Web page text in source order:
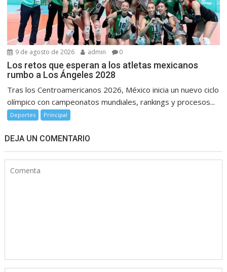
9 de agosto de 2026 admin 0
Los retos que esperan a los atletas mexicanos
rumbo a Los Ángeles 2028
Tras los Centroamericanos 2026, México inicia un nuevo ciclo
olímpico con campeonatos mundiales, rankings y procesos...
Deportes Principal
DEJA UN COMENTARIO